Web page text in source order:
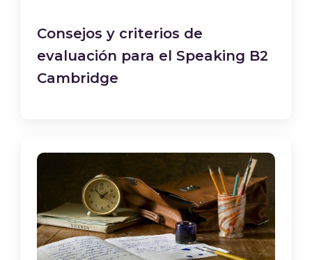
Consejos y criterios de
evaluación para el Speaking B2
Cambridge